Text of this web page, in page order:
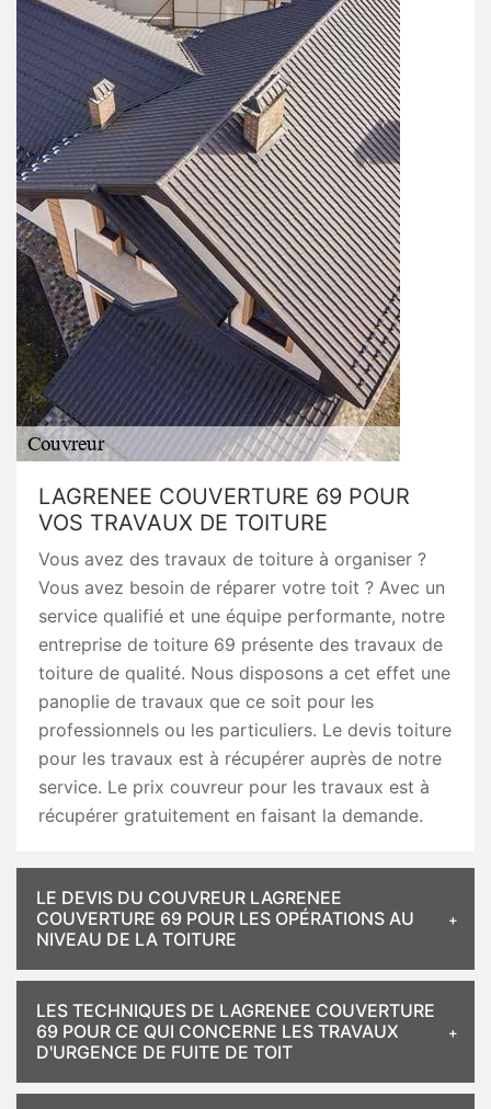
LAGRENEE COUVERTURE 69 POUR
VOS TRAVAUX DE TOITURE
Vous avez des travaux de toiture à organiser ?
Vous avez besoin de réparer votre toit ? Avec un
service qualifié et une équipe performante, notre
entreprise de toiture 69 présente des travaux de
toiture de qualité. Nous disposons a cet effet une
panoplie de travaux que ce soit pour les
professionnels ou les particuliers. Le devis toiture
pour les travaux est à récupérer auprès de notre
service. Le prix couvreur pour les travaux est à
récupérer gratuitement en faisant la demande.
LE DEVIS DU COUVREUR LAGRENEE
COUVERTURE 69 POUR LES OPÉRATIONS AU
NIVEAU DE LA TOITURE
LES TECHNIQUES DE LAGRENEE COUVERTURE
69 POUR CE QUI CONCERNE LES TRAVAUX
D'URGENCE DE FUITE DE TOIT